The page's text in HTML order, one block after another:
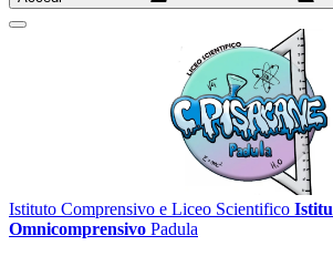
Istituto Comprensivo e Liceo Scientifico
Omnicomprensivo Padula